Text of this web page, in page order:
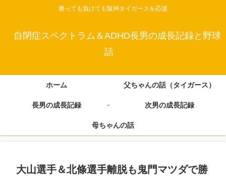
勝っても負けても阪神タイガースを応援
自閉症スペクトラム＆ADHD長男の成長記録と野球
話
ホーム 父ちゃんの話（タイガース）
長男の成長記録 次男の成長記録
母ちゃんの話
大山選手＆北條選手離脱も鬼門マツダで勝